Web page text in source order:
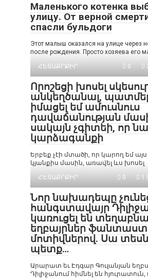
Маленького котенка
улицу. От верной
спасли бульдоги
Этот малыш оказался на улице через
после рождения. Просто хозяева его
ՀԵՏԱՔՐՔԻՐ
0
Որոշեցի խոսել
անկեղծանալ,
իմացել եմ ամուսնուս
դավաճանության
սակայն չգիտեի, որ
կարձագանքի
Երբեք չէի մտածի, որ կարող եմ
կյանքիս մասին, առավել ևս խոսել
ՀԵՏԱՔՐՔԻՐ
0 1
Նոր նախադեպը
հանգստավայր
կառուցել են
եղբայրներ
մոտիվներով. Սա
պետք…
Արարատ եւ Էդգար Գուլանյան
Դիլիջանում հիմնել են